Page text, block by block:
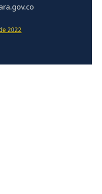
2022